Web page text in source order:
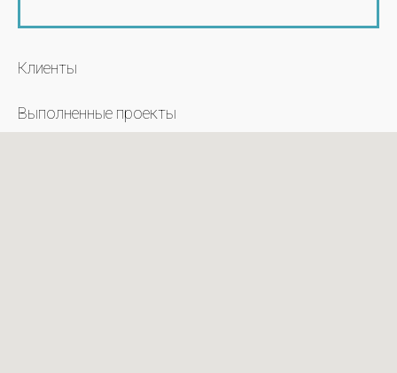
Клиенты
Выполненные проекты